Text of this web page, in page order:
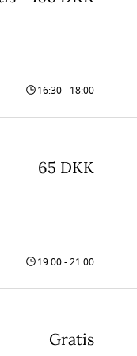
16:30 - 18:00
65 DKK
19:00 - 21:00
Gratis